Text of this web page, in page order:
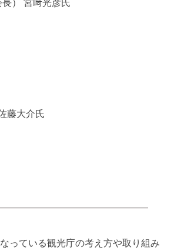
） 宮﨑光彦氏
藤大介氏
っている観光庁の考え方や取り組み